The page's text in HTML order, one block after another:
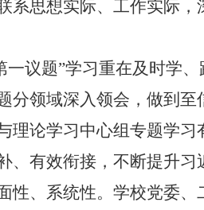
系思想实际、工作实际
一议题”学习重在及时学
分领域深入领会，做到
理论学习中心组专题学
、有效衔接，不断提升
性、系统性。学校党委